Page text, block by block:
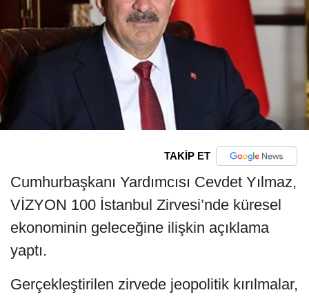
TAKİP ET
Cumhurbaşkanı Yardımcısı Cevdet Yılmaz,
VİZYON 100 İstanbul Zirvesi’nde küresel
ekonominin geleceğine ilişkin açıklama
yaptı.
Gerçekleştirilen zirvede jeopolitik kırılmalar,